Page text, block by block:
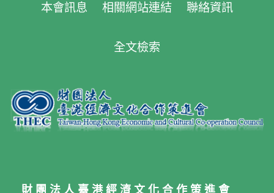
本會訊息 相關網站連結 聯絡資訊
全文檢索
財團法人臺港經濟文化合作策進會